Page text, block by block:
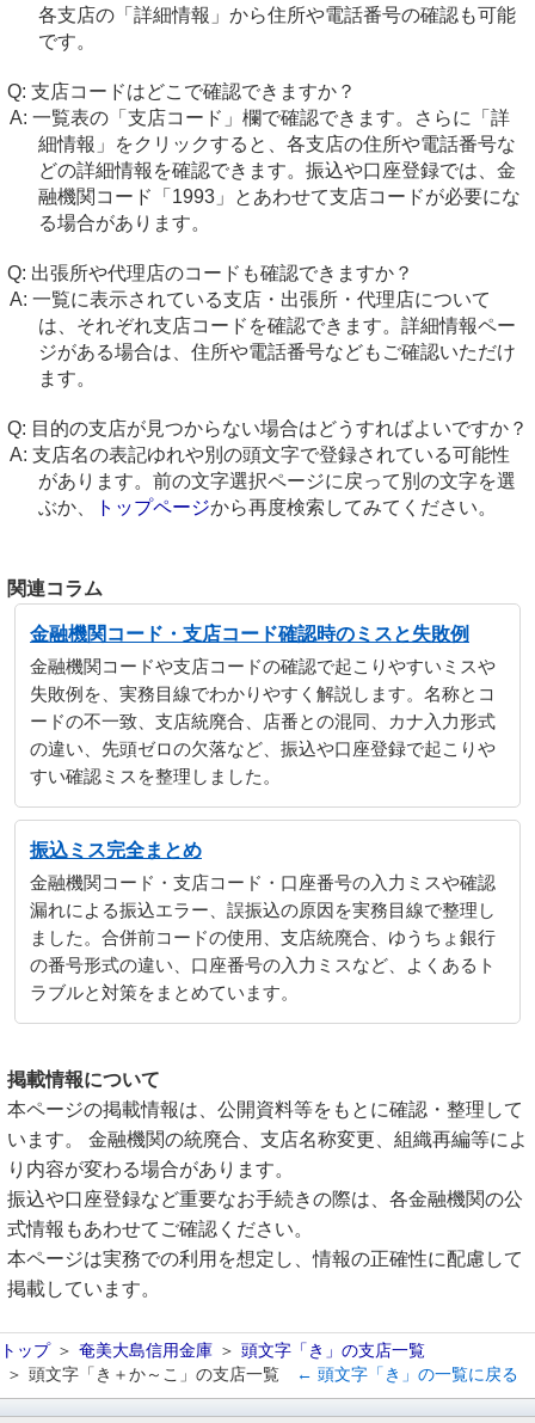
各支店の「詳細情報」から住所や電話番号の確認も可能
です。
支店コードはどこで確認できますか？
一覧表の「支店コード」欄で確認できます。さらに「詳
細情報」をクリックすると、各支店の住所や電話番号な
どの詳細情報を確認できます。振込や口座登録では、金
融機関コード「1993」とあわせて支店コードが必要にな
る場合があります。
出張所や代理店のコードも確認できますか？
一覧に表示されている支店・出張所・代理店について
は、それぞれ支店コードを確認できます。詳細情報ペー
ジがある場合は、住所や電話番号などもご確認いただけ
ます。
目的の支店が見つからない場合はどうすればよいですか？
支店名の表記ゆれや別の頭文字で登録されている可能性
があります。前の文字選択ページに戻って別の文字を選
ぶか、
トップページから再度検索してみてください。
関連コラム
金融機関コード・支店コード確認時のミスと失敗例
金融機関コードや支店コードの確認で起こりやすいミスや
失敗例を、実務目線でわかりやすく解説します。名称とコ
ードの不一致、支店統廃合、店番との混同、カナ入力形式
の違い、先頭ゼロの欠落など、振込や口座登録で起こりや
すい確認ミスを整理しました。
振込ミス完全まとめ
金融機関コード・支店コード・口座番号の入力ミスや確認
漏れによる振込エラー、誤振込の原因を実務目線で整理し
ました。合併前コードの使用、支店統廃合、ゆうちょ銀行
の番号形式の違い、口座番号の入力ミスなど、よくあるト
ラブルと対策をまとめています。
掲載情報について
本ページの掲載情報は、公開資料等をもとに確認・整理して
います。 金融機関の統廃合、支店名称変更、組織再編等によ
り内容が変わる場合があります。
振込や口座登録など重要なお手続きの際は、各金融機関の公
式情報もあわせてご確認ください。
本ページは実務での利用を想定し、情報の正確性に配慮して
掲載しています。
トップ 奄美大島信用金庫
頭文字「き」の支店一覧
頭文字「き＋か～こ」の支店一覧
← 頭文字「き」の一覧に戻る